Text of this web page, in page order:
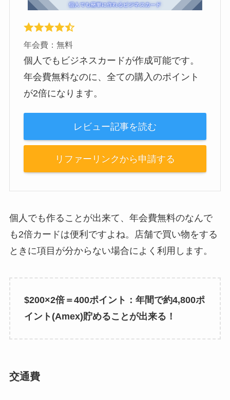
年会費：無料
個人でもビジネスカードが作成可能です。
年会費無料なのに、全ての購入のポイント
が2倍になります。
レビュー記事を読む
リファーリンクから申請する
個人でも作ることが出来て、年会費無料のなんで
も2倍カードは便利ですよね。店舗で買い物をする
ときに項目が分からない場合によく利用します。
$200×2倍＝400ポイント：年間で約4,800ポ
イント(Amex)貯めることが出来る！
交通費